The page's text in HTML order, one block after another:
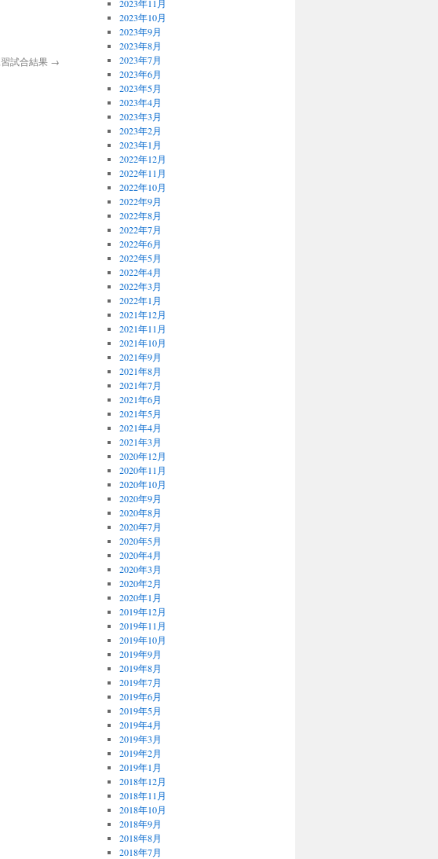
試合結果 →
2023年11月
2023年10月
2023年9月
2023年8月
2023年7月
2023年6月
2023年5月
2023年4月
2023年3月
2023年2月
2023年1月
2022年12月
2022年11月
2022年10月
2022年9月
2022年8月
2022年7月
2022年6月
2022年5月
2022年4月
2022年3月
2022年1月
2021年12月
2021年11月
2021年10月
2021年9月
2021年8月
2021年7月
2021年6月
2021年5月
2021年4月
2021年3月
2020年12月
2020年11月
2020年10月
2020年9月
2020年8月
2020年7月
2020年5月
2020年4月
2020年3月
2020年2月
2020年1月
2019年12月
2019年11月
2019年10月
2019年9月
2019年8月
2019年7月
2019年6月
2019年5月
2019年4月
2019年3月
2019年2月
2019年1月
2018年12月
2018年11月
2018年10月
2018年9月
2018年8月
2018年7月